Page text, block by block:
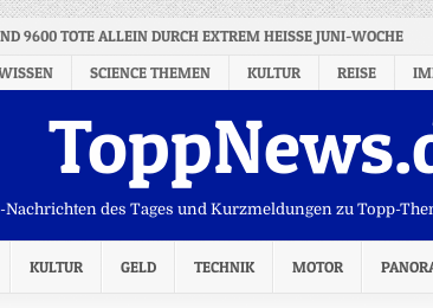
9600 TOTE ALLEIN DURCH EXTREM HEISSE JUNI-WOCHE
SCIENCE THEMEN KULTUR REISE
Nachrichten des Tages und Kurzmeldungen zu Topp-
KULTUR GELD TECHNIK MOTOR